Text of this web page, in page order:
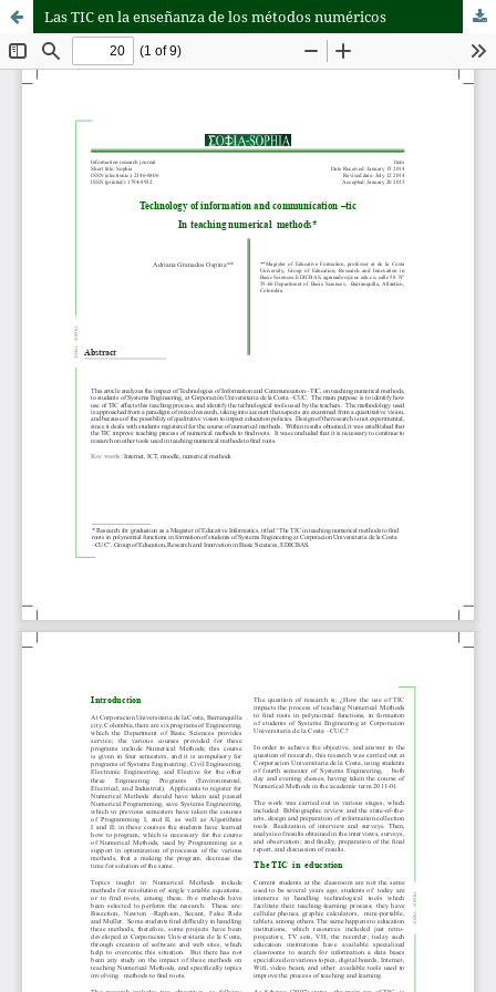
Las TIC en la enseñanza de los métodos numéricos